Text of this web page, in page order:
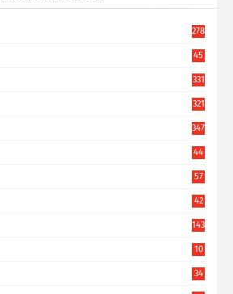
278
45
331
321
347
44
57
42
143
10
34